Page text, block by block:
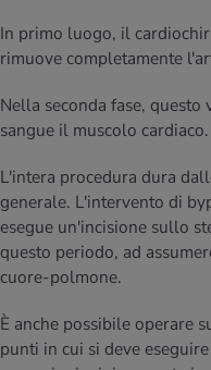
In primo luogo, il
rimuove completamente
Nella seconda fase,
sangue il muscolo cardiaco.
L'intera procedura dura
generale. L'intervento di
esegue un'incisione sullo
questo periodo, ad
cuore-polmone.
È anche possibile operare
punti in cui si deve